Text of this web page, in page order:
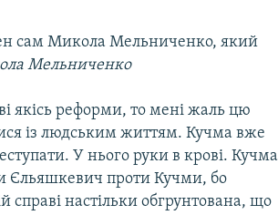
сам Микола Мельниченко, який
Мельниченко
якісь реформи, то мені жаль цю
із людським життям. Кучма вже
У нього руки в крові. Кучма
Єльяшкевич проти Кучми, бо
справі настільки обгрунтована, що